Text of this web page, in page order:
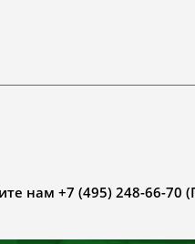
нам +7 (495) 248-66-70